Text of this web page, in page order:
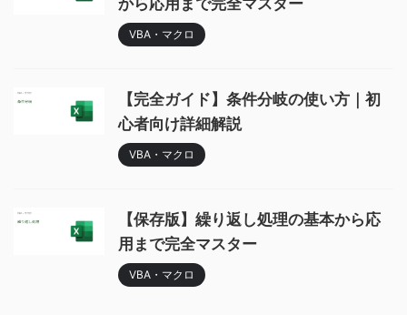
VBA・マクロ
【完全ガイド】条件分岐の使い方｜初
心者向け詳細解説
VBA・マクロ
【保存版】繰り返し処理の基本から応
用まで完全マスター
VBA・マクロ